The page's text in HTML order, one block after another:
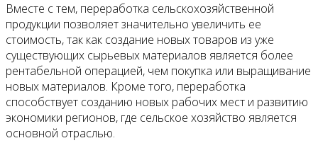
Вместе с тем, переработка сельскохозяйственной
продукции позволяет значительно увеличить ее
стоимость, так как создание новых товаров из уже
существующих сырьевых материалов является более
рентабельной операцией, чем покупка или выращивание
новых материалов. Кроме того, переработка
способствует созданию новых рабочих мест и развитию
экономики регионов, где сельское хозяйство является
основной отраслью.